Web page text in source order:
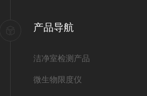
产品导航
洁净室检测产品
微生物限度仪